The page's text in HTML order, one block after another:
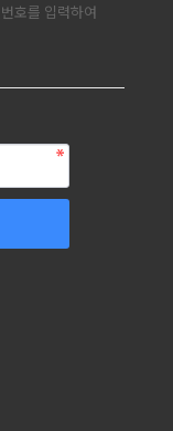
호를 입력하여